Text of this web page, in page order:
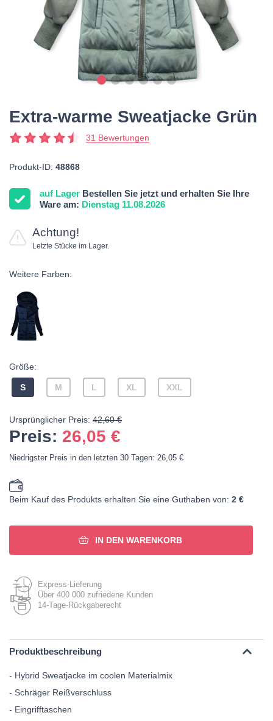
Extra-warme Sweatjacke Grün
31 Bewertungen
Produkt-ID: 48868
auf Lager Bestellen Sie jetzt und erhalten Sie Ihre
Ware am: Dienstag 11.08.2026
Achtung!
Letzte Stücke im Lager.
Weitere Farben:
Größe:
S M L XL XXL
Ursprünglicher Preis: 42,60 €
Preis: 26,05 €
Niedrigster Preis in den letzten 30 Tagen: 26,05 €
Beim Kauf des Produkts erhalten Sie eine Guthaben von: 2 €
IN DEN WARENKORB
Express-Lieferung
Über 400 000 zufriedene Kunden
14-Tage-Rückgaberecht
Produktbeschreibung
- Hybrid Sweatjacke im coolen Materialmix
- Schräger Reißverschluss
- Eingrifftaschen